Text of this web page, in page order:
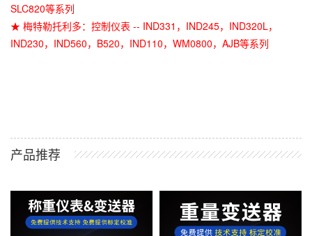
SLC820等系列
★ 梅特勒托利多：控制仪表 -- IND331，IND245，IND320L，
IND230，IND560，B520，IND110，WM0800，AJB等系列
产品推荐